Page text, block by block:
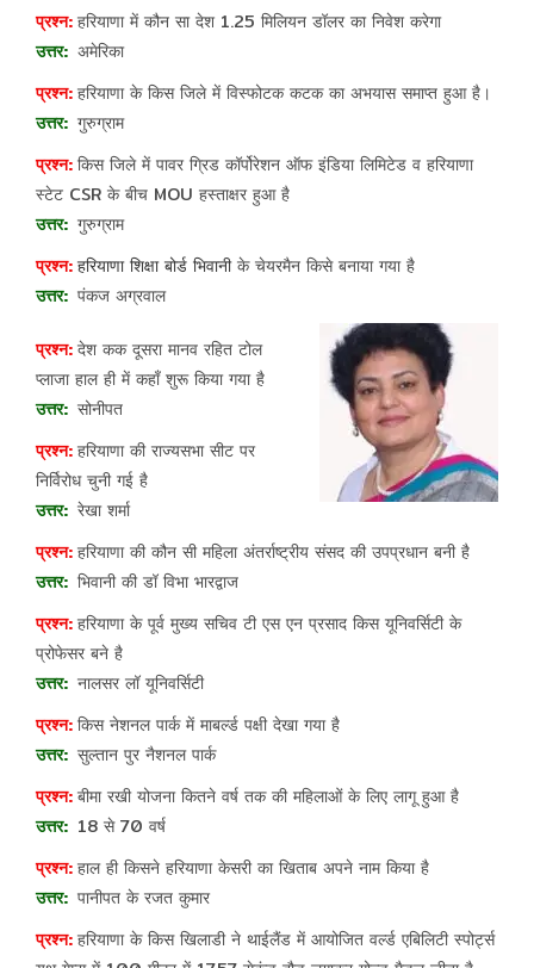
हरियाणा में कौन सा देश 1.25 मिलियन डॉलर का निवेश करेगा
अमेरिका
हरियाणा के किस जिले में विस्फोटक कटक का अभयास समाप्त हुआ है।
गुरुग्राम
किस जिले में पावर ग्रिड कॉर्पोरेशन ऑफ इंडिया लिमिटेड व हरियाणा
स्टेट CSR के बीच MOU हस्ताक्षर हुआ है
गुरुग्राम
हरियाणा शिक्षा बोर्ड भिवानीके चेयरमैन किसे बनाया गया है
पंकज अग्रवाल
देश कक दूसरा मानव रहित टोल
प्लाजा हाल ही में कहाँ शुरू किया गया है
सोनीपत
हरियाणा की राज्यसभा सीट पर
निर्विरोध चुनी गई है
रेखा शर्मा
हरियाणा की कौन सी महिला अंतर्राष्ट्रीय संसद की उपप्रधान बनी है
भिवानी की डॉ विभा भारद्वाज
हरियाणा के पूर्व मुख्य सचिव टी एस एन प्रसाद किस यूनिवर्सिटी के
प्रोफेसर बने है
नालसर लॉ यूनिवर्सिटी
किस नेशनल पार्क में माबर्ल्ड पक्षी देखा गया है
सुल्तान पुर नैशनल पार्क
बीमा रखी योजना कितने वर्ष तक की महिलाओं के लिए लागू हुआ है
18 से 70 वर्ष
हाल ही किसने हरियाणा केसरी का खिताब अपने नाम किया है
पानीपत के रजत कुमार
हरियाणा के किस खिलाडी ने थाईलैंड में आयोजित वर्ल्ड एबिलिटी स्पोर्ट्स